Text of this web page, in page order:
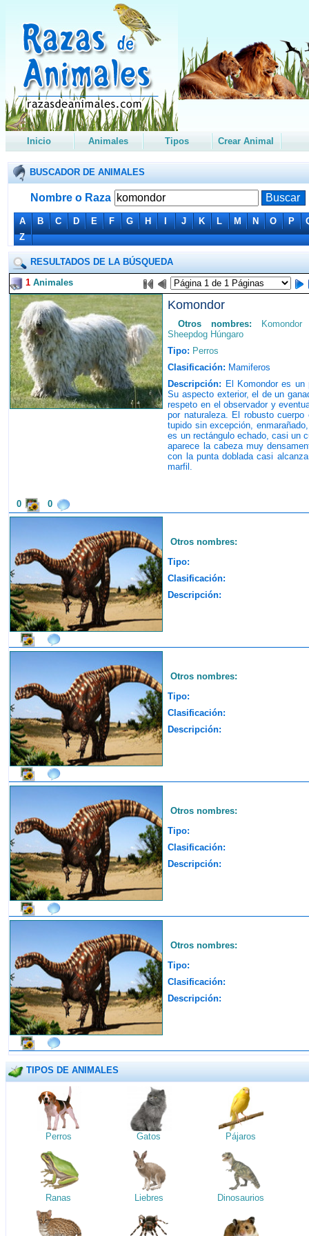
Inicio Animales Tipos Crear Animal
BUSCADOR DE ANIMALES
Nombre o Raza
A B C D E F G H I J K L M N O P
Z
RESULTADOS DE LA BÚSQUEDA
1 Animales
Komondor
Otros nombres:
Komondor
Sheepdog Húngaro
Tipo: Perros
Clasificación: Mamiferos
Descripción: El Komondor es un
Su aspecto exterior, el de un
respeto en el observador y
por naturaleza. El robusto
tupido sin excepción,
es un rectángulo echado, casi un
aparece la cabeza muy
con la punta doblada casi
marfil.
0 0
Otros nombres:
Tipo:
Clasificación:
Descripción:
Otros nombres:
Tipo:
Clasificación:
Descripción:
Otros nombres:
Tipo:
Clasificación:
Descripción:
Otros nombres:
Tipo:
Clasificación:
Descripción:
TIPOS DE ANIMALES
Perros Gatos Pájaros
Ranas Liebres Dinosaurios